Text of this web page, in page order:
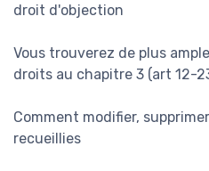
droit d'objection
Vous trouverez de plus
droits au chapitre 3 (art 12-
Comment modifier,
recueillies